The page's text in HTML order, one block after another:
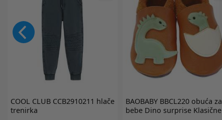
COOL CLUBCCB2910211 hlače
trenirka
BAOBABY BBCL220 obuća za
bebe Dino surprise Klasične